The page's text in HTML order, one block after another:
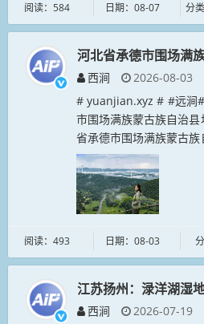
阅读：584 日期：08-07 分
河北省承德市围场满
西涧
2026-08-03
# yuanjian.xyz # #远涧
市围场满族蒙古族自治
省承德市围场满族蒙古族
美景如画。...
阅读：493 日期：08-03
江苏扬州：渌洋湖湿
西涧
2026-07-19